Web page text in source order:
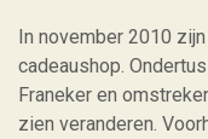
In november 2010
cadeaushop.
Franeker en
zien veranderen.